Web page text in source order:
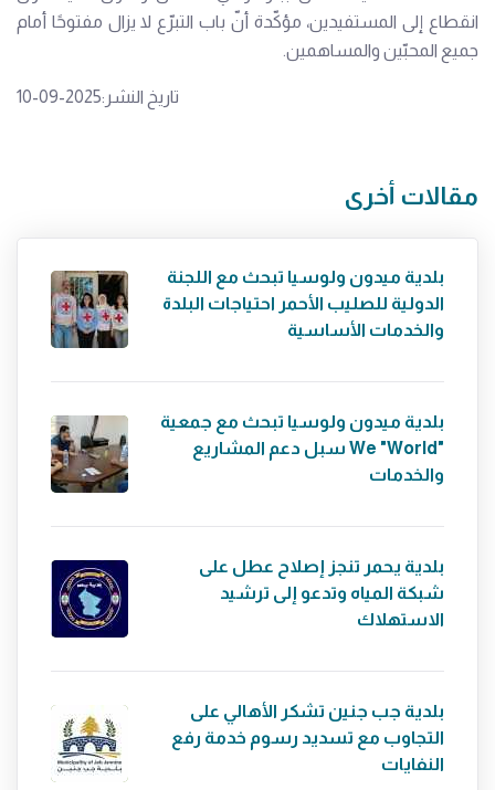
انقطاع إلى المستفيدين، مؤكّدة أنّ باب التبرّع لا يزال مفتوحًا أمام
جميع المحبّين والمساهمين.
تاريخ النشر:2025-09-10
مقالات أخرى
بلدية ميدون ولوسيا تبحث مع اللجنة
الدولية للصليب الأحمر احتياجات البلدة
والخدمات الأساسية
بلدية ميدون ولوسيا تبحث مع جمعية
"We "World سبل دعم المشاريع
والخدمات
بلدية يحمر تنجز إصلاح عطل على
شبكة المياه وتدعو إلى ترشيد
الاستهلاك
بلدية جب جنين تشكر الأهالي على
التجاوب مع تسديد رسوم خدمة رفع
النفايات